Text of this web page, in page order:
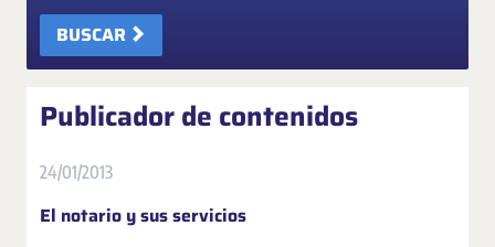
BUSCAR
Publicador de contenidos
24/01/2013
El notario y sus servicios